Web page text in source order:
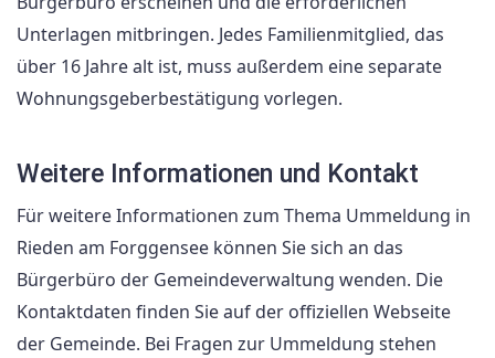
Unterlagen mitbringen. Jedes Familienmitglied, das
über 16 Jahre alt ist, muss außerdem eine separate
Wohnungsgeberbestätigung vorlegen.
Weitere Informationen und Kontakt
Für weitere Informationen zum Thema Ummeldung in
Rieden am Forggensee können Sie sich an das
Bürgerbüro der Gemeindeverwaltung wenden. Die
Kontaktdaten finden Sie auf der offiziellen Webseite
der Gemeinde. Bei Fragen zur Ummeldung stehen